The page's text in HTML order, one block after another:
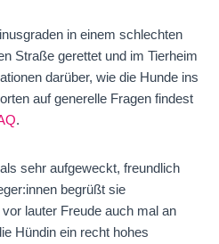
in einem schlechten
Straße gerettet und im Tierheim
darüber, wie die Hunde ins
auf generelle Fragen findest
.
sehr aufgeweckt, freundlich
begrüßt sie
lauter Freude auch mal an
Hündin ein recht hohes